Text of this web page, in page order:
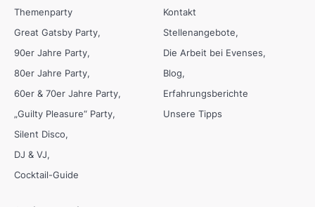
Themenparty
Great Gatsby Party
90er Jahre Party
80er Jahre Party
60er & 70er Jahre Party
„Guilty Pleasure“ Party
Silent Disco
DJ & VJ
Cocktail-Guide
Kontakt
Stellenangebote
Die Arbeit bei Evenses
Blog
Erfahrungsberichte
Unsere Tipps